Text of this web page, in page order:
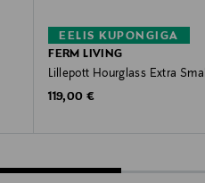
EELIS KUPONGIGA
FERM LIVING
Lillepott Hourglass Extra Small
Original Price
119,00 €